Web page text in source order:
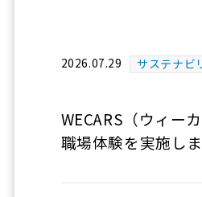
2026.07.29 サステナビ
WECARS（ウィー
職場体験を実施し